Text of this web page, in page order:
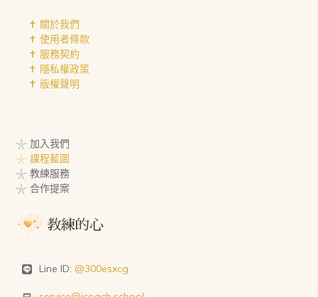
✝︎ 關於我們
✝︎ 使用者條款
✝︎ 服務契約
✝︎ 隱私權政策
✝︎ 版權聲明
𓇼 加入我們
𓇼 課程藍圖
𓇼 教練服務
𓇼 合作提案
Line ID: @300esxcg